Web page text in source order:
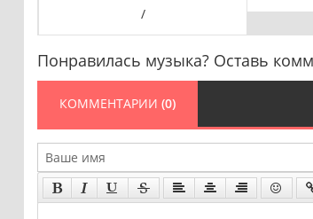
/
Понравилась музыка? Оставь
КОММЕНТАРИИ (0)